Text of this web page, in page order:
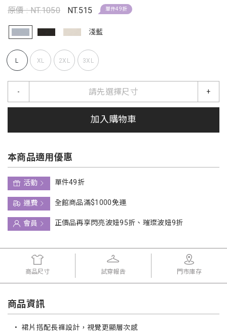
原價 : NT.1050 NT.515 單件49折
淺藍
L XL 2XL 3XL
請先選擇尺寸
- +
加入購物車
本商品適用優惠
活動
單件49折
運費
全館商品滿$1000免運
會員
正價品再享閃亮波妞95折、璀璨波妞9折
商品尺寸 試穿報告 門市庫存
商品資訊
• 裙片搭配長褲設計，視覺更顯層次感